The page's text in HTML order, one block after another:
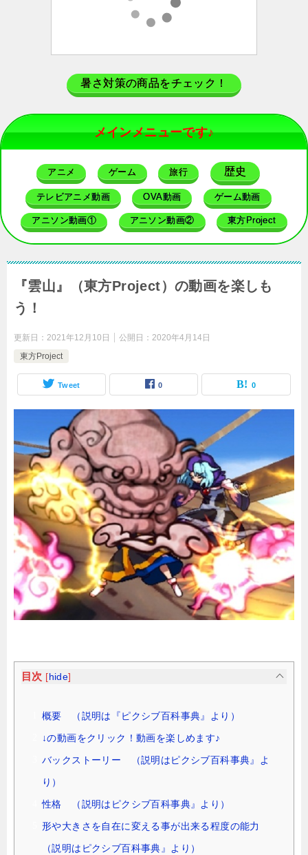
暑さ対策の商品をチェック！
メインメニューです♪
アニメ ゲーム 旅行 歴史
テレビアニメ動画 OVA動画 ゲーム動画
アニソン動画① アニソン動画② 東方Project
『雲山』（東方Project）の動画を楽しも
う！
更新日： 2021年12月10日 公開日： 2020年4月14日
東方Project
Tweet 0 0
目次 [ hide]
概要 （説明は『ピクシブ百科事典』より）
↓の動画をクリック！動画を楽しめます♪
バックストーリー （説明はピクシブ百科事典』よ
り）
性格 （説明はピクシブ百科事典』より）
形や大きさを自在に変える事が出来る程度の能力
（説明はピクシブ百科事典』より）